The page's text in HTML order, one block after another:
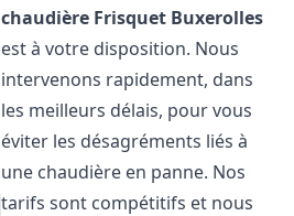
chaudière Frisquet Buxerolles
est à votre disposition. Nous
intervenons rapidement, dans
les meilleurs délais, pour vous
éviter les désagréments liés à
une chaudière en panne. Nos
tarifs sont compétitifs et nous